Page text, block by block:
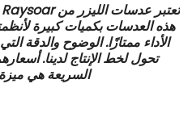
هذه العدسات بكميات كبيرة
الأداء ممتازًا. الوضوح والدقة
تحول لخط الإنتاج لدينا.
السريعة هي ميزة